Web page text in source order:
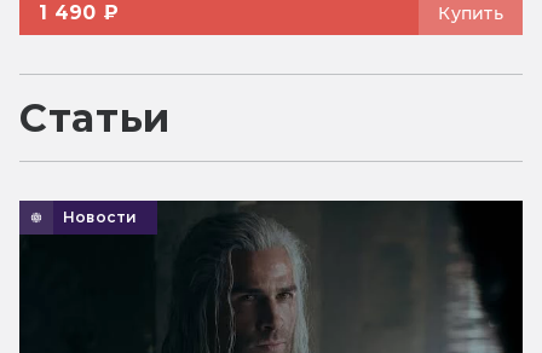
1 490 ₽ Купить
Статьи
Новости